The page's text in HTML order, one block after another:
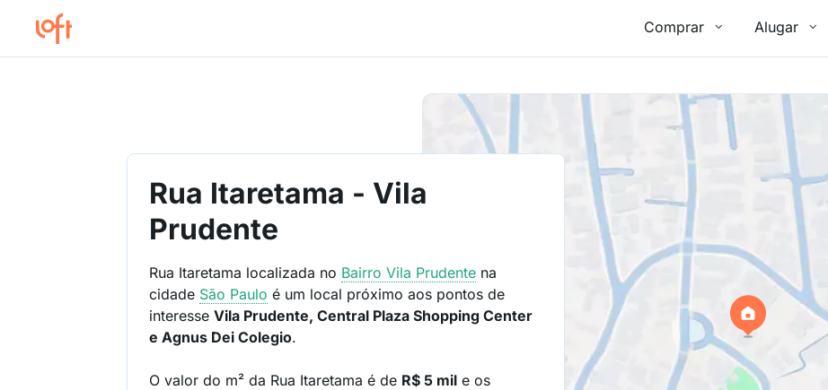
Comprar Alugar
Rua Itaretama - Vila
Prudente
Rua Itaretama localizada no BairroVila Prudente na
cidade São Paulo é um local próximo aos pontos de
interesseVila Prudente, Central Plaza Shopping Center
e Agnus Dei Colegio.
O valor do m² da Rua Itaretama é de R$ 5 mil e os